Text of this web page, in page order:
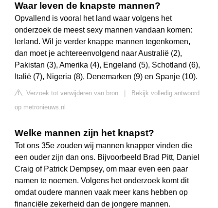
Waar leven de knapste mannen?
Opvallend is vooral het land waar volgens het
onderzoek de meest sexy mannen vandaan komen:
Ierland. Wil je verder knappe mannen tegenkomen,
dan moet je achtereenvolgend naar Australië (2),
Pakistan (3), Amerika (4), Engeland (5), Schotland (6),
Italië (7), Nigeria (8), Denemarken (9) en Spanje (10).
Verzoek tot verwijderen van bron
Bekijk volledig antwoord
op metronieuws.nl
Welke mannen zijn het knapst?
Tot ons 35e zouden wij mannen knapper vinden die
een ouder zijn dan ons. Bijvoorbeeld Brad Pitt, Daniel
Craig of Patrick Dempsey, om maar even een paar
namen te noemen. Volgens het onderzoek komt dit
omdat oudere mannen vaak meer kans hebben op
financiële zekerheid dan de jongere mannen.